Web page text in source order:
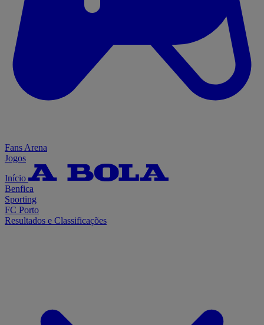
Fans Arena
Jogos
Início
Benfica
Sporting
FC Porto
Resultados e Classificações